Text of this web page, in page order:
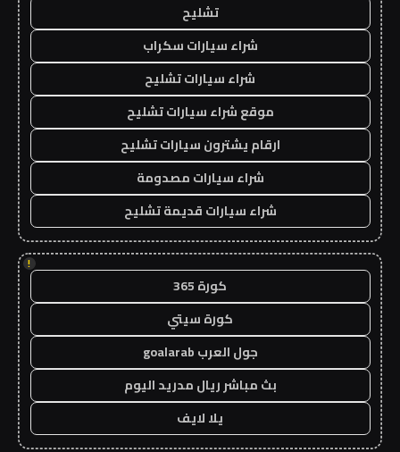
تشليح
شراء سيارات سكراب
شراء سيارات تشليح
موقع شراء سيارات تشليح
ارقام يشترون سيارات تشليح
شراء سيارات مصدومة
شراء سيارات قديمة تشليح
!
كورة 365
كورة سيتي
جول العرب goalarab
بث مباشر ريال مدريد اليوم
يلا لايف